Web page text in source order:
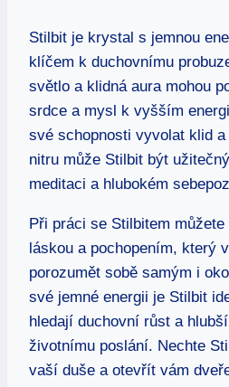
Stilbit je krystal s jemnou
klíčem k duchovnímu
světlo a klidná aura mohou
srdce a mysl k vyšším
své schopnosti vyvolat klid
nitru může Stilbit být
meditaci a hlubokém
Při práci se Stilbitem
láskou a pochopením, který
porozumět sobě samým i
své jemné energii je Stilbit
hledají duchovní růst a
životnímu poslání. Nechte
vaší duše a otevřít vám